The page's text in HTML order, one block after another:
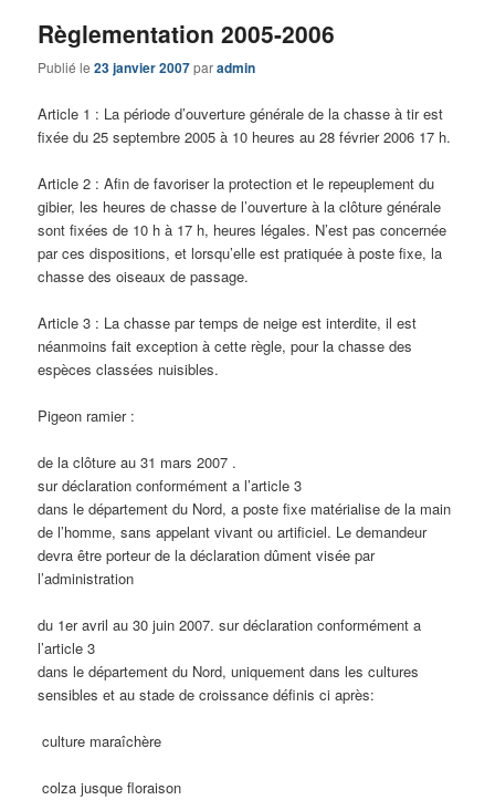
Règlementation 2005-2006
Publié le23 janvier 2007paradmin
Article 1 : La période d’ouverture générale de la chasse à tir est
fixée du 25 septembre 2005 à 10 heures au 28 février 2006 17 h.
Article 2 : Afin de favoriser la protection et le repeuplement du
gibier, les heures de chasse de l’ouverture à la clôture générale
sont fixées de 10 h à 17 h, heures légales. N’est pas concernée
par ces dispositions, et lorsqu’elle est pratiquée à poste fixe, la
chasse des oiseaux de passage.
Article 3 : La chasse par temps de neige est interdite, il est
néanmoins fait exception à cette règle, pour la chasse des
espèces classées nuisibles.
Pigeon ramier :
de la clôture au 31 mars 2007 .
sur déclaration conformément a l’article 3
dans le département du Nord, a poste fixe matérialise de la main
de l’homme, sans appelant vivant ou artificiel. Le demandeur
devra être porteur de la déclaration dûment visée par
l’administration
du 1er avril au 30 juin 2007. sur déclaration conformément a
l’article 3
dans le département du Nord, uniquement dans les cultures
sensibles et au stade de croissance définis ci après:
culture maraîchère
colza jusque floraison